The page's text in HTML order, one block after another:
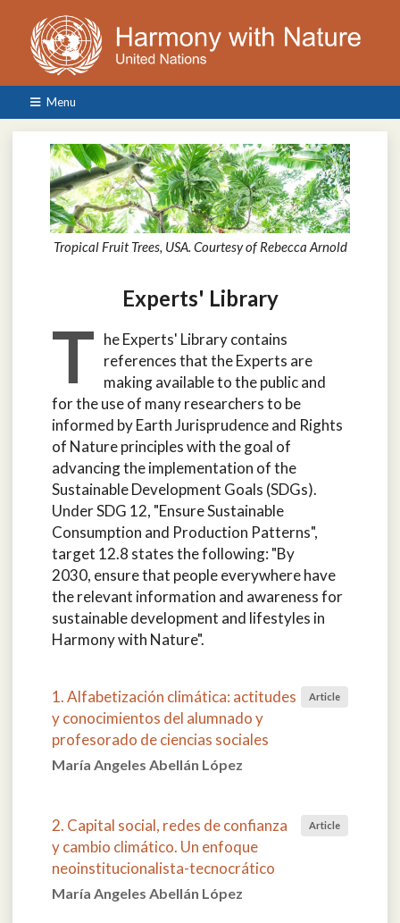
Menu
Tropical Fruit Trees, USA. Courtesy of Rebecca Arnold
Experts' Library
T he Experts' Library contains
references that the Experts are
making available to the public and
for the use of many researchers to be
informed by Earth Jurisprudence and Rights
of Nature principles with the goal of
advancing the implementation of the
Sustainable Development Goals (SDGs).
Under SDG 12, "Ensure Sustainable
Consumption and Production Patterns",
target 12.8 states the following: "By
2030, ensure that people everywhere have
the relevant information and awareness for
sustainable development and lifestyles in
Harmony with Nature".
Article
1. Alfabetización climática: actitudes
y conocimientos del alumnado y
profesorado de ciencias sociales
María Angeles Abellán López
Article
2. Capital social, redes de confianza
y cambio climático. Un enfoque
neoinstitucionalista-tecnocrático
María Angeles Abellán López